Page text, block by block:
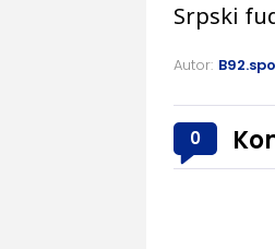
Srpski
Autor:
0